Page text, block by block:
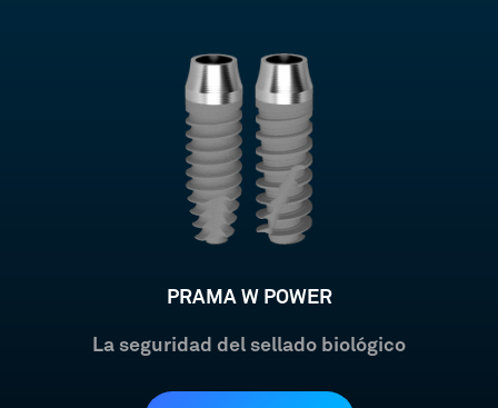
PRAMA W POWER
La seguridad del sellado biológico